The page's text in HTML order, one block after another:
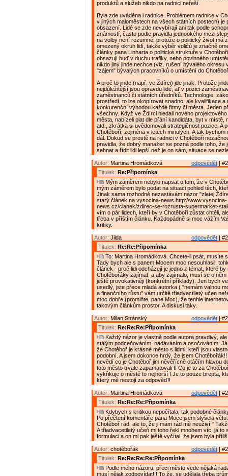
produktů a služeb nikdo na radnici neřeší.
Byla zde uváděna i radnice. Problémem radnice v
v jiných maloměstech na všech státních postech) je
obsazení. Lidé se zde nevybírají ani tak podle
známostí, často podle pravidla jednookého mezi
na volby není rozumné, protože o politický život má
omezený okruh lidí, takže výběr voličů je značně
články pana Linharta o politické struktuře v
obsazují buď v duchu trafiky, nebo povinného
nikdo jiný jinde nechce (viz. rušení bývalého okresu
"zájem" bývalých pracovníků o umístění do
A proč to jinde (např. ve Ždírci) jde jinak. Protože
nejdůležitější jsou opravdu lidé, ať v pozici
zaměstnanců či státních úředníků. Technologie,
prostředí, to lze okopírovat snadno, ale kvalifikace a
konkurenční výhodou každé firmy či města. Jeden
všechny. Když ve Ždírci hledali nového
města, nabízeli plat dle přání kandidáta, byt v místě,
atd., zkrátka si uvědomovali strategičnost pozice. A
Chotěboří, zejména v letech minulých. A tak bychom
dál. Dokud se prostě na radnici v Chotěboři
pravidla, že dobrý manažer se pozná podle toho, že
sehnat a řídit lidi lepší než je on sám, situace se
odpovědět |
Autor: Martina Hromádková
Titulek: Re:Připomínka
Mým záměrem nebylo napsat o tom, že v
mým záměrem bylo podat na situaci pohled těch,
Jinak sama rozhodně nezastávám názor "zlatej
starý článek na vysocina-news http://www.vysocina-
news.cz/clanek/zdirec-se-rozrusta-supermarket-
vím o pár lidech, kteří by v Chotěboři zůstat chtěli,
třeba v příštím článku. Každopádně si moc vážím
kritiky.
odpovědět |
Autor: Jilda
Titulek: Re:Re:Připomínka
To: Martina Hromádková. Chcete-li psát, musíte
Tady bych ale s panem Mocem moc nesouhlasil,
článek - proč lidi odcházejí je jedno z témat, které by
Chotěbořáky zajímat, a aby zajímalo, musí se o něm
ještě provokativněji (konkrétní příklady). Jen bych
usedlý, jste přece mladá autorka ( "nemám valnou
a finančního růstu" vám určitě třiadvectiletý učen
moc dobře (promiňte, pane Moc), že tenhle
takovým článkům prostor. A diskusi taky.
odpovědět |
Autor: Milan Stránský
Titulek: Re:Re:Re:Připomínka
Každý názor je vlastně podle autora pravdivý,
stálým podceňováním, nadáváním a osočováním.
že Chotěboř je krásné město s lidmi, kteří jsou
podobní. A jsem dokonce hrdý, že jsem
nevědí co je Chotěboř jim něvěřícně otáčím hlavou
toto město trvale zapamatovali !! Co je to za
vykřikuje o městě to nejhorší ! Je to pouze brepta,
který mě nestojí za odpověď!!
odpovědět |
Autor: Martina Hromádková
Titulek: Re:Re:Re:Připomínka
Kdybych s kritikou nepočítala, tak podobné
Po přečtení komentáře pana Moce jsem slyšela
Chotěboř rád, ale to, že ji mám rád mě neuživí."
A třiadvacetiletý učeň mi toho řekl mnohem víc, já to
formulaci a on mi pak ještě vyčítal, že jsem byla
odpovědět |
Autor: chotěbořák
Titulek: Re:Re:Re:Re:Připomínka
Podle mého názoru, přeci město vede nějaká
musí nějak zodpovídat!!! To že, se udělala třeba